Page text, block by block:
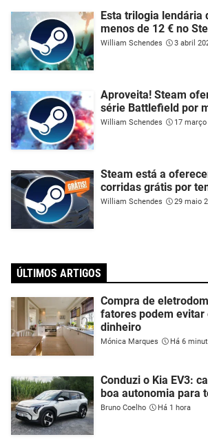
Esta trilogia lendária
menos de 12 € no
William Schendes 3 abril
Aproveita! Steam
série Battlefield por
William Schendes 17 março
Steam está a
corridas grátis por
William Schendes 29 maio
ÚLTIMOS ARTIGOS
Compra de
fatores podem evitar
dinheiro
Mónica Marques Há 6
Conduzi o Kia EV3:
boa autonomia para
Bruno Coelho Há 1 hora